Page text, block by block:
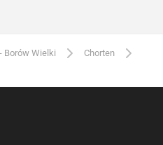
Borów Wielki
Chorten